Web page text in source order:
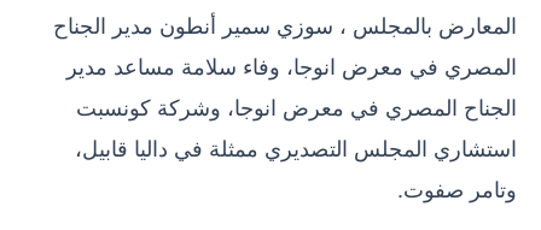
المعارض بالمجلس ، سوزي سمير أنطون مدير الجناح
المصري في معرض انوجا، وفاء سلامة مساعد مدير
الجناح المصري في معرض انوجا، وشركة كونسبت
استشاري المجلس التصديري ممثلة في داليا قابيل،
وتامر صفوت.